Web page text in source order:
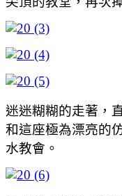
迷迷糊糊的走著，
和這座極為漂亮的
水教會。